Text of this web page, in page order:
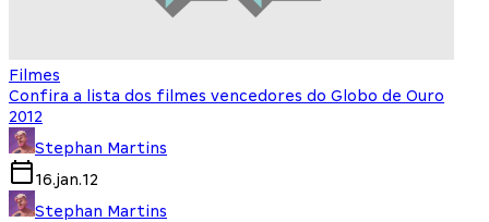
Filmes
Confira a lista dos filmes vencedores do Globo de Ouro
2012
Stephan Martins
16.jan.12
Stephan Martins